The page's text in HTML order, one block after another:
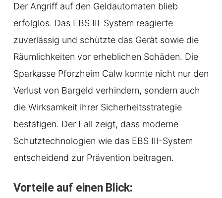
Der Angriff auf den Geldautomaten blieb
erfolglos. Das EBS III-System reagierte
zuverlässig und schützte das Gerät sowie die
Räumlichkeiten vor erheblichen Schäden. Die
Sparkasse Pforzheim Calw konnte nicht nur den
Verlust von Bargeld verhindern, sondern auch
die Wirksamkeit ihrer Sicherheitsstrategie
bestätigen. Der Fall zeigt, dass moderne
Schutztechnologien wie das EBS III-System
entscheidend zur Prävention beitragen.
Vorteile auf einen Blick: